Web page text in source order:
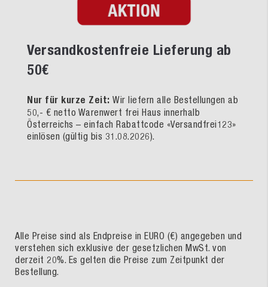
Versandkostenfreie Lieferung ab
50€
Nur für kurze Zeit: Wir liefern alle Bestellungen ab
50,- € netto Warenwert frei Haus innerhalb
Österreichs – einfach Rabattcode «Versandfrei123»
einlösen (gültig bis 31.08.2026).
Alle Preise sind als Endpreise in EURO (€) angegeben und
verstehen sich exklusive der gesetzlichen MwSt. von
derzeit 20%. Es gelten die Preise zum Zeitpunkt der
Bestellung.